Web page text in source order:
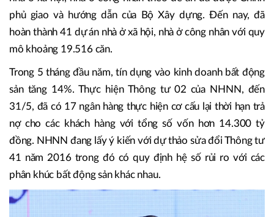
công nghiệp" và triển khai Chương trình tín dụng khoảng
120.000 tỷ đồng cho vay ưu đãi phát triển nhà ở xã hội,
nhà ở công nhân, cải tạo xây dựng lại chung cư.
nhà ở xã hội, nhà ở công nhân theo đề án đã được Chính
phủ giao và hướng dẫn của Bộ Xây dựng. Đến nay, đã
hoàn thành 41 dự án nhà ở xã hội, nhà ở công nhân với quy
mô khoảng 19.516 căn.
Trong 5 tháng đầu năm, tín dụng vào kinh doanh bất động
sản tăng 14%. Thực hiện Thông tư 02 của NHNN, đến
31/5, đã có 17 ngân hàng thực hiện cơ cấu lại thời hạn trả
nợ cho các khách hàng với tổng số vốn hơn 14.300 tỷ